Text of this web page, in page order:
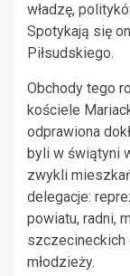
władzę,
Spotykają się
Piłsudskiego.
Obchody tego
kościele
odprawiona
byli w świątyni
zwykli
delegacje:
powiatu, radni,
szczecineckich
młodzieży.